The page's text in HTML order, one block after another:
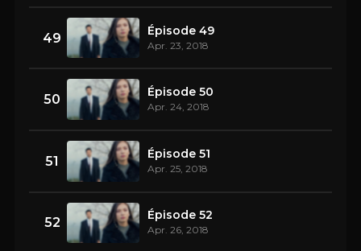
49 Épisode 49
Apr. 23, 2018
50 Épisode 50
Apr. 24, 2018
51 Épisode 51
Apr. 25, 2018
52 Épisode 52
Apr. 26, 2018